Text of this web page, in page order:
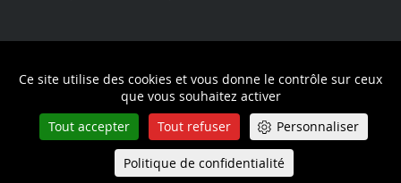
Ce site utilise des cookies et vous donne le contrôle sur ceux
que vous souhaitez activer
Tout accepter
Tout refuser Personnaliser
Politique de confidentialité
Politique de confidentialité
Queue-Fair